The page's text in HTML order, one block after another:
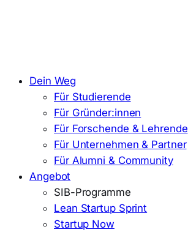
Dein Weg
Für Studierende
Für Gründer:innen
Für Forschende & Lehrende
Für Unternehmen & Partner
Für Alumni & Community
Angebot
SIB-Programme
Lean Startup Sprint
Startup Now